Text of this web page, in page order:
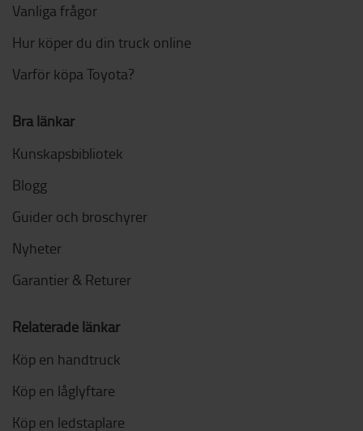
Vanliga frågor
Hur köper du din truck online
Varför köpa Toyota?
Bra länkar
Kunskapsbibliotek
Blogg
Guider och broschyrer
Nyheter
Garantier & Returer
Relaterade länkar
Köp en handtruck
Köp en låglyftare
Köp en ledstaplare